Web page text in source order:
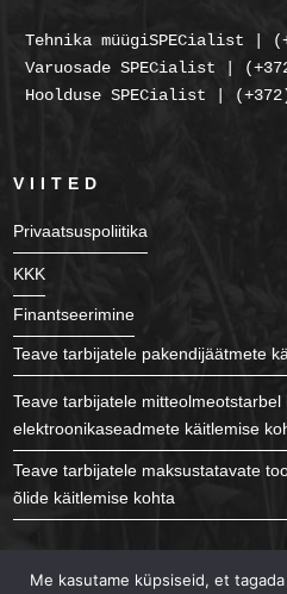
Tehnika müügiSPECialist |
Varuosade SPECialist |
Hoolduse SPECialist |
VIITED
Privaatsuspoliitika
KKK
Finantseerimine
Teave tarbijatele pakendijäätmete
Teave tarbijatele
elektroonikaseadmete käitlemise
Teave tarbijatele maksustatavate
õlide käitlemise kohta
Me kasutame küpsiseid, et